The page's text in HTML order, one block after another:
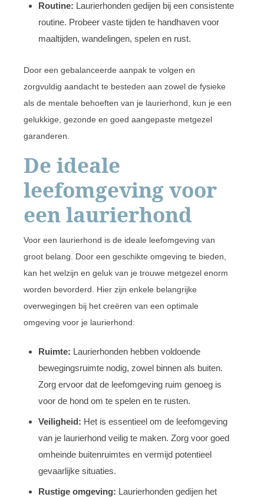
Routine: Laurierhonden gedijen bij een consistente
routine. Probeer vaste tijden te handhaven voor
maaltijden, wandelingen, spelen en rust.
Door een gebalanceerde aanpak te volgen en
zorgvuldig aandacht te besteden aan zowel de fysieke
als de mentale behoeften van je laurierhond, kun je een
gelukkige, gezonde en goed aangepaste metgezel
garanderen.
De ideale
leefomgeving voor
een laurierhond
Voor een laurierhond is de ideale leefomgeving van
groot belang. Door een geschikte omgeving te bieden,
kan het welzijn en geluk van je trouwe metgezel enorm
worden bevorderd. Hier zijn enkele belangrijke
overwegingen bij het creëren van een optimale
omgeving voor je laurierhond:
Ruimte: Laurierhonden hebben voldoende
bewegingsruimte nodig, zowel binnen als buiten.
Zorg ervoor dat de leefomgeving ruim genoeg is
voor de hond om te spelen en te rusten.
Veiligheid: Het is essentieel om de leefomgeving
van je laurierhond veilig te maken. Zorg voor goed
omheinde buitenruimtes en vermijd potentieel
gevaarlijke situaties.
Rustige omgeving: Laurierhonden gedijen het